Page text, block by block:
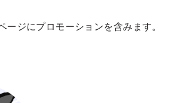
ージにプロモーションを含みます。